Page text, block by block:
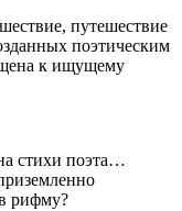
путешествие
поэтическим
к ищущему
стихи поэта…
рифму?